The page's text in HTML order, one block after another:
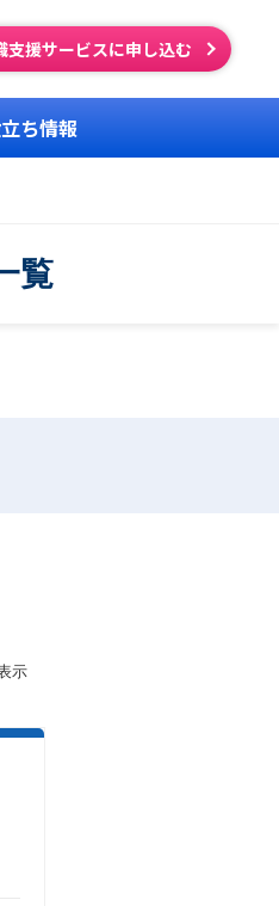
支援サービスに申し込む
ち情報
覧
示